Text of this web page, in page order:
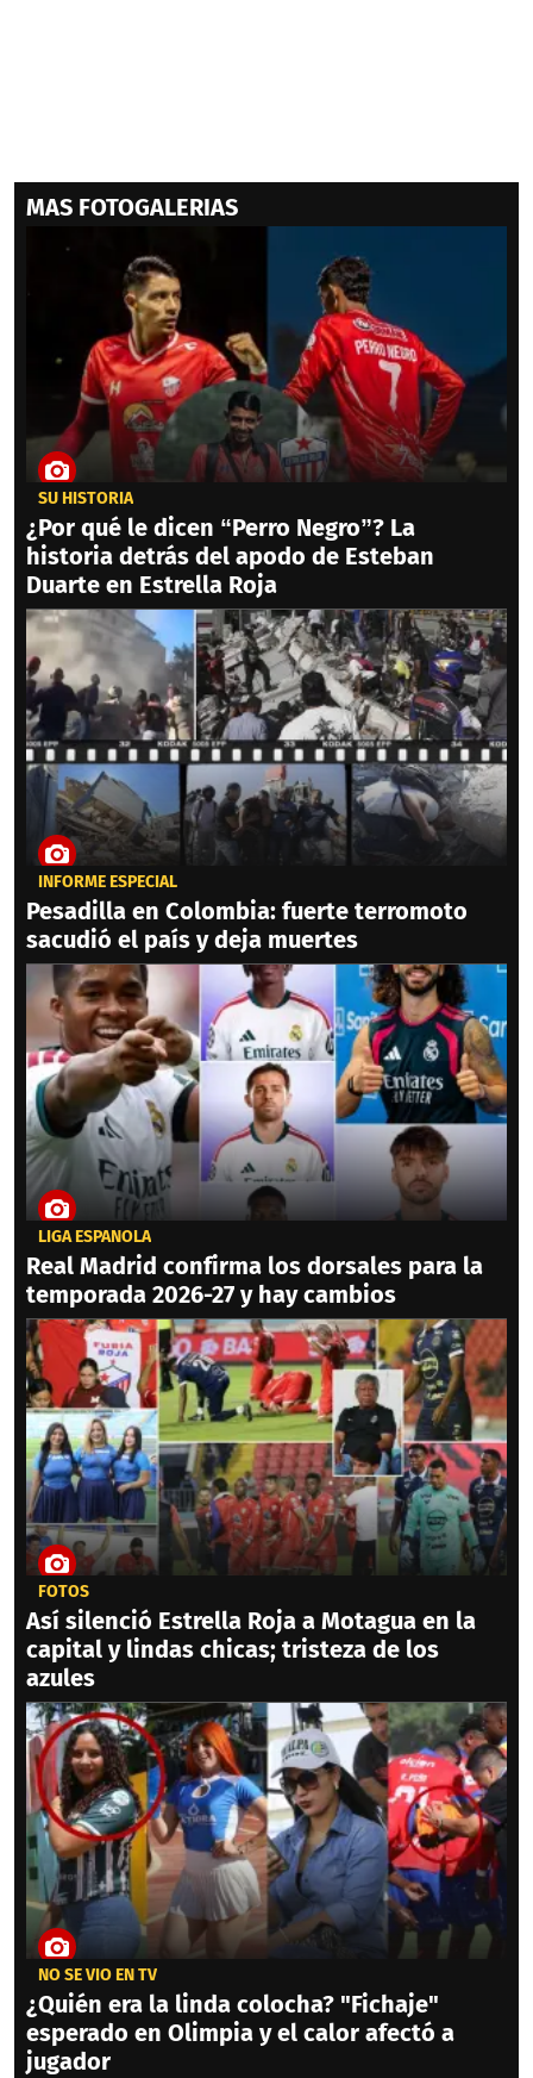
MAS FOTOGALERIAS
SU HISTORIA
¿Por qué le dicen “Perro Negro”? La
historia detrás del apodo de Esteban
Duarte en Estrella Roja
INFORME ESPECIAL
Pesadilla en Colombia: fuerte terromoto
sacudió el país y deja muertes
LIGA ESPAÑOLA
Real Madrid confirma los dorsales para la
temporada 2026-27 y hay cambios
FOTOS
Así silenció Estrella Roja a Motagua en la
capital y lindas chicas; tristeza de los
azules
NO SE VIO EN TV
¿Quién era la linda colocha? "Fichaje"
esperado en Olimpia y el calor afectó a
jugador